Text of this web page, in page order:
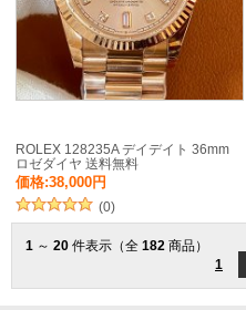
ROLEX 128235A デイデイト 36mm
ロゼダイヤ 送料無料
価格:38,000円
(0)
1 ～ 20 件表示（全 182 商品）
1